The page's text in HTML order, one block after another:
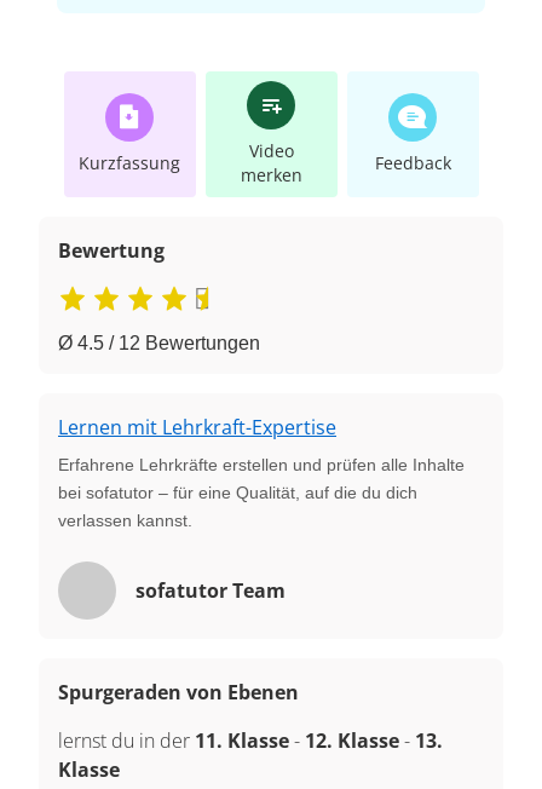
Kurzfassung
Video
merken
Feedback
Bewertung
Ø 4.5 / 12 Bewertungen
Lernen mit Lehrkraft-Expertise
Erfahrene Lehrkräfte erstellen und prüfen alle Inhalte
bei sofatutor – für eine Qualität, auf die du dich
verlassen kannst.
sofatutor Team
Spurgeraden von Ebenen
lernst du in der 11. Klasse- 12. Klasse- 13.
Klasse